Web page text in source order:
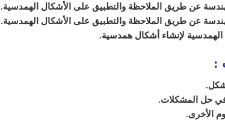
عن طريق الملاحظة والتطبيق على الأشكال الهمدسية.
عن طريق الملاحظة والتطبيق على الأشكال الهمدسية.
الهمدسية لإنشاء أشكال همدسية.
:
في حل المشكلات.
الأخرى.